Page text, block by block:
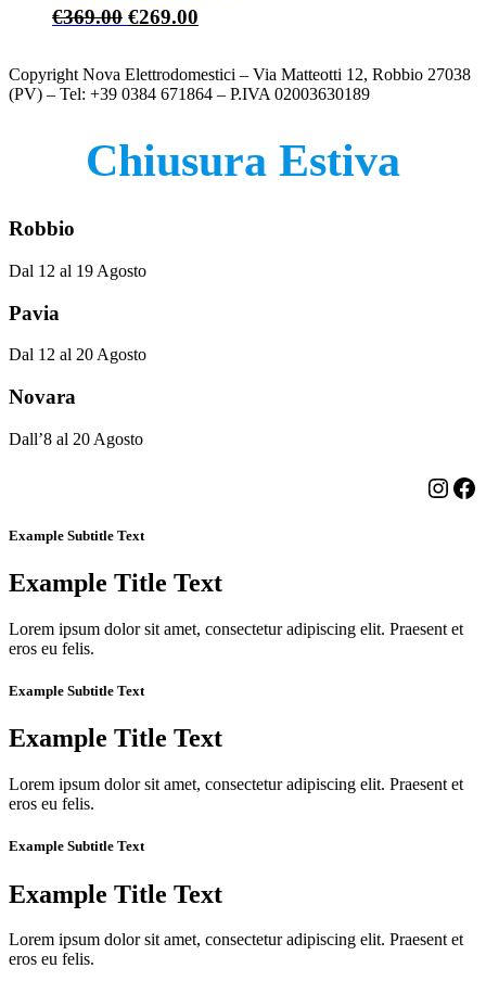
€369.00 Il
originale
era:
€269.00
attuale
è:
Copyright Nova Elettrodomestici – Via Matteotti 12, Robbio 27038
(PV) – Tel: +39 0384 671864 – P.IVA 02003630189
Chiusura Estiva
Robbio
Dal 12 al 19 Agosto
Pavia
Dal 12 al 20 Agosto
Novara
Dall’8 al 20 Agosto
Example Subtitle Text
Example Title Text
Lorem ipsum dolor sit amet, consectetur adipiscing elit. Praesent et
eros eu felis.
Example Subtitle Text
Example Title Text
Lorem ipsum dolor sit amet, consectetur adipiscing elit. Praesent et
eros eu felis.
Example Subtitle Text
Example Title Text
Lorem ipsum dolor sit amet, consectetur adipiscing elit. Praesent et
eros eu felis.